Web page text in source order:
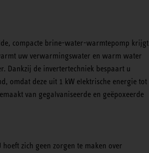
compacte brine-water-warmtepomp krijgt
uw verwarmingswater en warm water
Dankzij de invertertechniek bespaart u
omdat deze uit 1 kW elektrische energie tot
van gegalvaniseerde en geëpoxeerde
zich geen zorgen te maken over